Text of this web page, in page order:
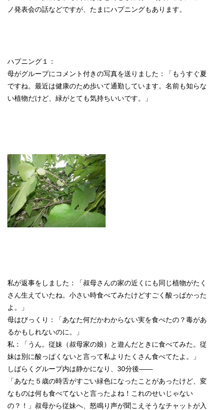
ノ発表会の話などですが、たまにハプニングもあります。
ハプニング１：
母がグループにコメント付きの写真を送りました：「もうすぐ夏
ですね。最近は健康のため歩いて通勤しています。名前も知らな
い植物だけど、緑がとても気持ちいいです。」
私が返事をしました：「叔母さんの家の近くにも同じ植物がたく
さん生えていたね。小さい時食べてみたけどすごく酸っぱかった
よ。」
母はびっくり：「あなた何だかわからない実を食べたの？毒があ
るかもしれないのに。」
私：「うん。従妹（叔母家の娘）と遊んだときに食べてみた。従
妹は別に酸っぱくないと言って私よりたくさん食べてたよ。」
しばらくグループ内は静かになり、30分後――
「あなた５歳の時舌がすごい緑色になったことがあったけど、変
なものは何も食べてないと言ったよね！これのせいじゃない
の？！」叔母から従妹へ、怒鳴り声が聞こえそうなチャットが入